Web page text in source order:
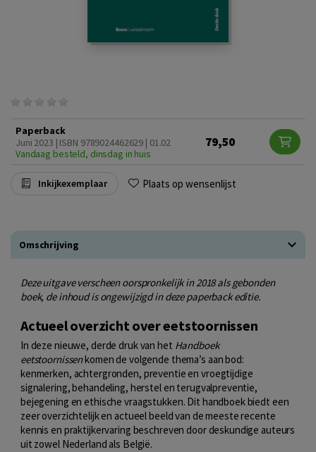
Paperback
Juni 2023 | ISBN 9789024462629 | 01.02
Vandaag besteld, dinsdag in huis
79,50
Inkijkexemplaar Plaats op wensenlijst
Omschrijving
Deze uitgave verscheen oorspronkelijk in 2018 als gebonden
boek, de inhoud is ongewijzigd in deze paperback editie.
Actueel overzicht over eetstoornissen
In deze nieuwe, derde druk van het Handboek
eetstoornissenkomen de volgende thema’s aan bod:
kenmerken, achtergronden, preventie en vroegtijdige
signalering, behandeling, herstel en terugvalpreventie,
bejegening en ethische vraagstukken. Dit handboek biedt een
zeer overzichtelijk en actueel beeld van de meeste recente
kennis en praktijkervaring beschreven door deskundige auteurs
uit zowel Nederland als België.